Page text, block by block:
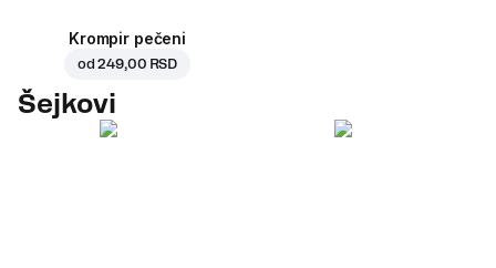
Krompir pečeni
od249,00 RSD
Šejkovi